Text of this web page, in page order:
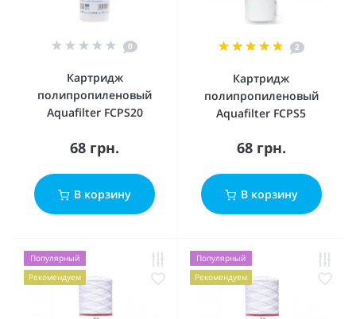
0
Картридж
полипропиленовый
Aquafilter FCPS20
68 грн.
В корзину
2
Картридж
полипропиленовый
Aquafilter FCPS5
68 грн.
В корзину
Популярный
Рекомендуем
Популярный
Рекомендуем